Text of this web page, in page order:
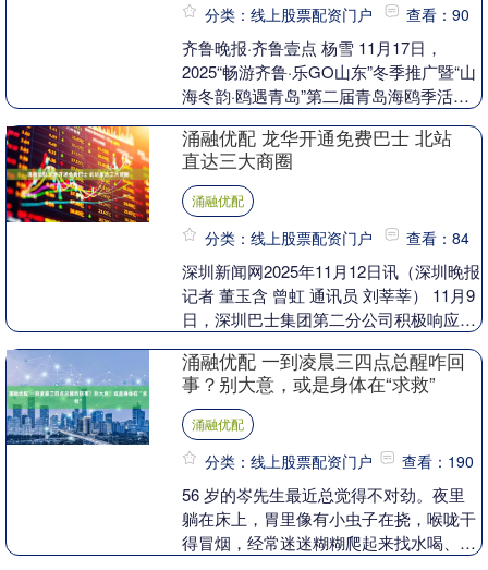
分类：线上股票配资门户 查看：90
齐鲁晚报·齐鲁壹点 杨雪 11月17日，
2025“畅游齐鲁·乐GO山东”冬季推广暨“山
海冬韵·鸥遇青岛”第二届青岛海鸥季活动
日“小....
涌融优配 龙华开通免费巴士 北站
直达三大商圈
涌融优配
分类：线上股票配资门户 查看：84
深圳新闻网2025年11月12日讯（深圳晚报
记者 董玉含 曾虹 通讯员 刘莘莘） 11月9
日，深圳巴士集团第二分公司积极响应龙
涌融优配 一到凌晨三四点总醒咋回
事？别大意，或是身体在“求救”
涌融优配
分类：线上股票配资门户 查看：190
56 岁的岑先生最近总觉得不对劲。夜里
躺在床上，胃里像有小虫子在挠，喉咙干
得冒烟，经常迷迷糊糊爬起来找水喝、翻